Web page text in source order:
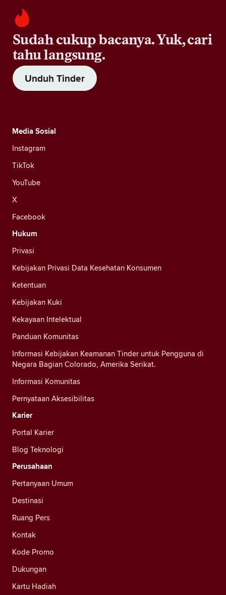
Sudah cukup bacanya. Yuk, cari
tahu langsung.
Unduh Tinder
Media Sosial
Instagram
TikTok
YouTube
X
Facebook
Hukum
Privasi
Kebijakan Privasi Data Kesehatan Konsumen
Ketentuan
Kebijakan Kuki
Kekayaan Intelektual
Panduan Komunitas
Informasi Kebijakan Keamanan Tinder untuk Pengguna di
Negara Bagian Colorado, Amerika Serikat.
Informasi Komunitas
Pernyataan Aksesibilitas
Karier
Portal Karier
Blog Teknologi
Perusahaan
Pertanyaan Umum
Destinasi
Ruang Pers
Kontak
Kode Promo
Dukungan
Kartu Hadiah